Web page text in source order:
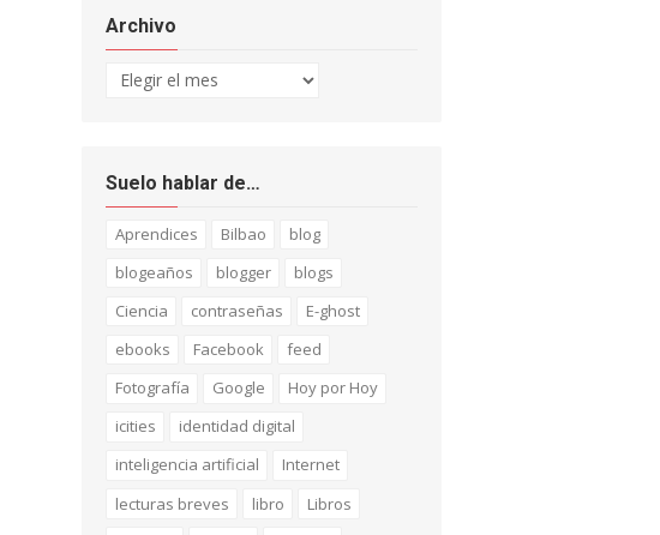
Archivo
Archivo
Suelo hablar de…
Aprendices Bilbao
blog
blogeaños
blogger
blogs
Ciencia
contraseñas
E-ghost
ebooks
Facebook
feed
Fotografía
Google
Hoy por Hoy
icities
identidad digital
inteligencia artificial
Internet
lecturas breves
libro
Libros